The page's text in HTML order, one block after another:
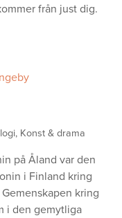
från just dig.
Konst & drama
på Åland var den
i Finland kring
kring
i den gemytliga